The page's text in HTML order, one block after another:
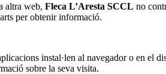
altra web, Fleca L’Aresta SCCL no
per obtenir informació.
instal·len al navegador o en el
sobre la seva visita.